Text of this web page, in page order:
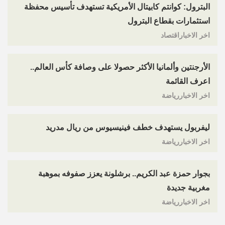
البترول: كوانتم كابيتال الأمريكية تستهدف تأسيس محفظة
استثمارات بقطاع البترول
اخر الاخباراقتصاد
الأرجنتين وألمانيا الأكثر حصولا على وصافة كأس العالم..
اعرف القائمة
اخر الاخباررياضة
ليفربول يستهدف خطف فينيسيوس من ريال مدريد
اخر الاخباررياضة
بجوار حمزة عبد الكريم.. برشلونة يعزز صفوفه بموهبة
مغربية جديدة
اخر الاخباررياضة